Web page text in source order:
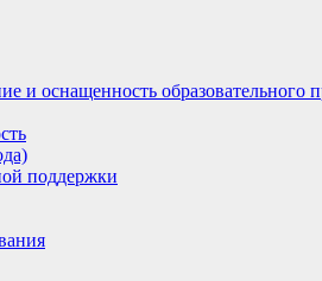
и оснащенность образовательного
поддержки